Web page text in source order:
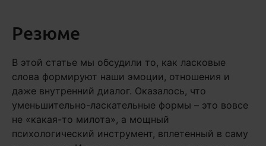
Резюме
В этой статье мы обсудили то, как ласковые
слова формируют наши эмоции, отношения и
даже внутренний диалог. Оказалось, что
уменьшительно-ласкательные формы – это вовсе
не «какая-то милота», а мощный
психологический инструмент, вплетенный в саму